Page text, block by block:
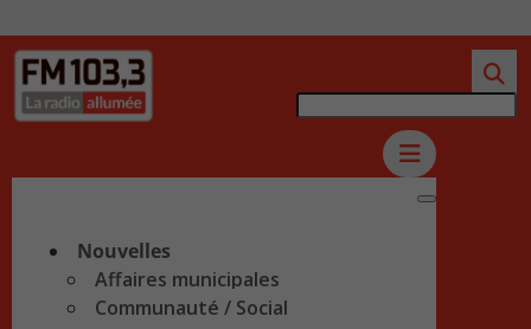
Nouvelles
Affaires municipales
Communauté / Social